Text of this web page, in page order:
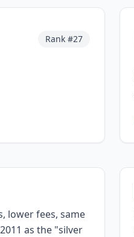
Rank #27
lower fees, same
as the "silver